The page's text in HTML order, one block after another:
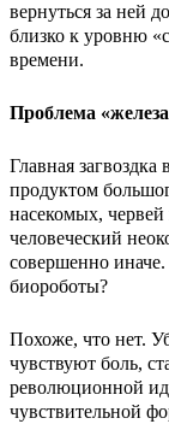
вернуться за ней
близко к уровню
времени.
Проблема
Главная
продуктом
насекомых,
человеческий
совершенно
биороботы?
Похоже, что нет.
чувствуют боль,
революционной
чувствительной